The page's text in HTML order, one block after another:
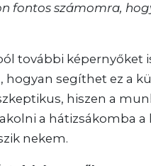
fontos számomra,
további képernyőket
segíthet ez a
hiszen a
a hátizsákomba
nekem.